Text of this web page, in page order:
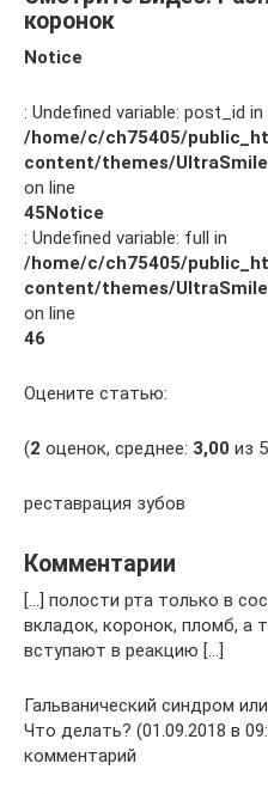
коронок
Notice
: Undefined variable: post_id in
/home/c/ch75405/
content/themes/
on line
45Notice
: Undefined variable: full in
/home/c/ch75405/
content/themes/
on line
46
Оцените статью:
(2 оценок, среднее: 3,00 из
реставрация зубов
Комментарии
[…] полости рта только в
вкладок, коронок, пломб, а
вступают в реакцию […]
Гальванический синдром
Что делать? (01.09.2018 в
комментарий